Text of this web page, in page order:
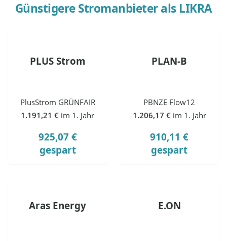
Günstigere Stromanbieter als LIKRA
PLUS Strom
PlusStrom GRÜNFAIR
1.191,21 € im 1. Jahr
925,07 €
gespart
PLAN-B
PBNZE Flow12
1.206,17 € im 1. Jahr
910,11 €
gespart
Aras Energy E.ON